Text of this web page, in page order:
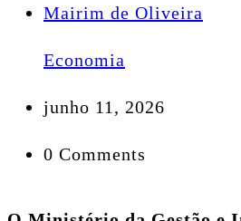
Mairim de Oliveira
Economia
junho 11, 2026
0 Comments